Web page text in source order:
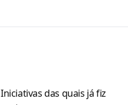
Iniciativas das quais já fiz